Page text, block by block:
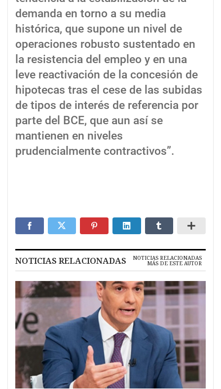
demanda en torno a su media
histórica, que supone un nivel de
operaciones robusto sustentado en
la resistencia del empleo y en una
leve reactivación de la concesión de
hipotecas tras el cese de las subidas
de tipos de interés de referencia por
parte del BCE, que aun así se
mantienen en niveles
prudencialmente contractivos”.
NOTICIAS RELACIONADAS NOTICIAS RELACIONADAS
MÁS DE ESTE AUTOR